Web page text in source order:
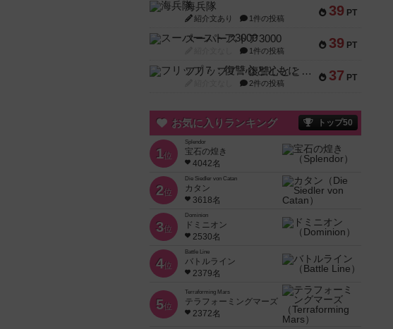
39 PT
海兵隊
紹介文あり 1件の投稿
39 PT
スーパーストア3000
1件の投稿
37 PT
フリップ７：復讐心とともに
2件の投稿
お気に入りランキング トップ50
1位
Splendor
宝石の煌き
4042名
2位
Die Siedler von Catan
カタン
3618名
3位
Dominion
ドミニオン
2530名
4位
Battle Line
バトルライン
2379名
5位
Terraforming Mars
テラフォーミングマーズ
2372名